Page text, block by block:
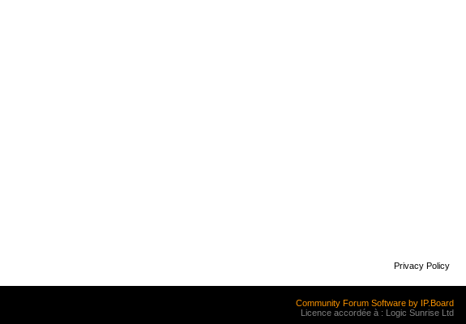
Privacy Policy
Community Forum Software by IP.Board
Licence accordée à : Logic Sunrise Ltd